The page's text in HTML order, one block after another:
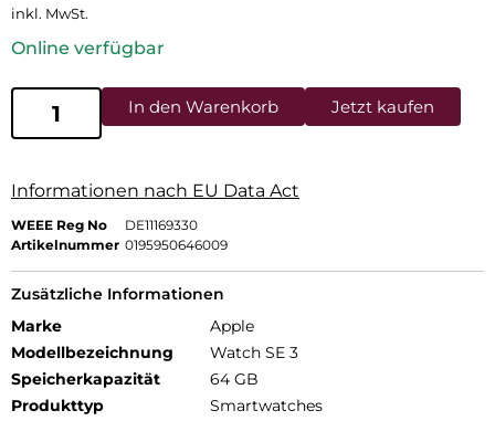
inkl. MwSt.
Online verfügbar
In den Warenkorb Jetzt kaufen
Informationen nach EU Data Act
WEEE Reg No
DE11169330
Artikelnummer 0195950646009
Zusätzliche Informationen
Marke
Apple
Modellbezeichnung
Watch SE 3
Speicherkapazität
64 GB
Produkttyp
Smartwatches